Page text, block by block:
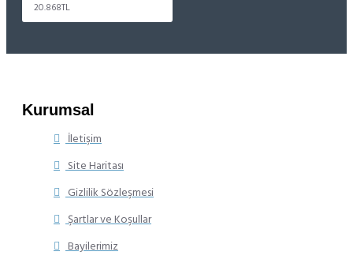
20.868TL
Kurumsal
İletişim
Site Haritası
Gizlilik Sözleşmesi
Şartlar ve Koşullar
Bayilerimiz